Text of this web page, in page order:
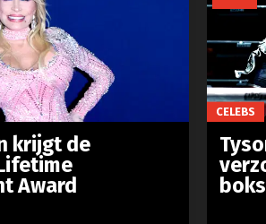
krijgt de
Award
CELEBS